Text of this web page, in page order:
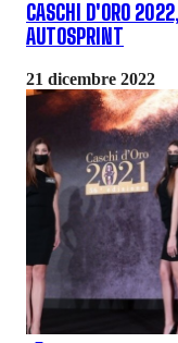
CASCHI D'ORO
AUTOSPRINT
21 dicembre 2022